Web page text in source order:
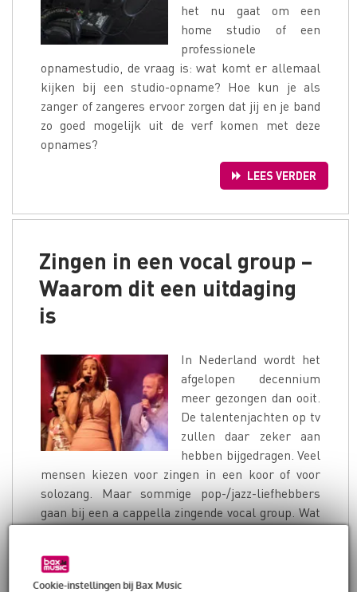
Cookie-instellingen bij Bax Music
het nu gaat om een
home studio of een
professionele
opnamestudio, de vraag is: wat komt er allemaal
kijken bij een studio-opname? Hoe kun je als
zanger of zangeres ervoor zorgen dat jij en je band
zo goed mogelijk uit de verf komen met deze
opnames?
LEES VERDER
Zingen in een vocal group –
Waarom dit een uitdaging
is
In Nederland wordt het
afgelopen decennium
meer gezongen dan ooit.
De talentenjachten op tv
zullen daar zeker aan
hebben bijgedragen. Veel
mensen kiezen voor zingen in een koor of voor
solozang. Maar sommige pop-/jazz-liefhebbers
gaan bij een a cappella zingende vocal group. Wat